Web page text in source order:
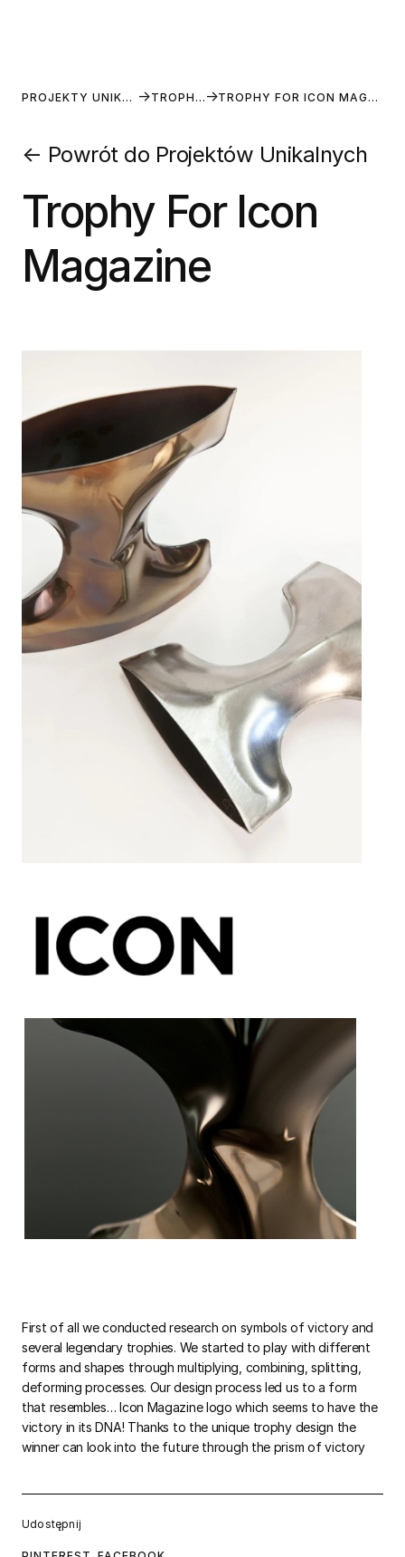
PROJEKTY UNIKALNE TROPHIES TROPHY FOR ICON MAGAZINE
← Powrót do Projektów Unikalnych
Trophy For Icon
Magazine
First of all we conducted research on symbols of victory and
several legendary trophies. We started to play with different
forms and shapes through multiplying, combining, splitting,
deforming processes. Our design process led us to a form
that resembles… Icon Magazine logo which seems to have the
victory in its DNA! Thanks to the unique trophy design the
winner can look into the future through the prism of victory
Udostępnij